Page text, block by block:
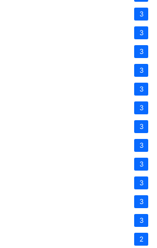
3
3
3
3
3
3
3
3
3
3
3
3
2